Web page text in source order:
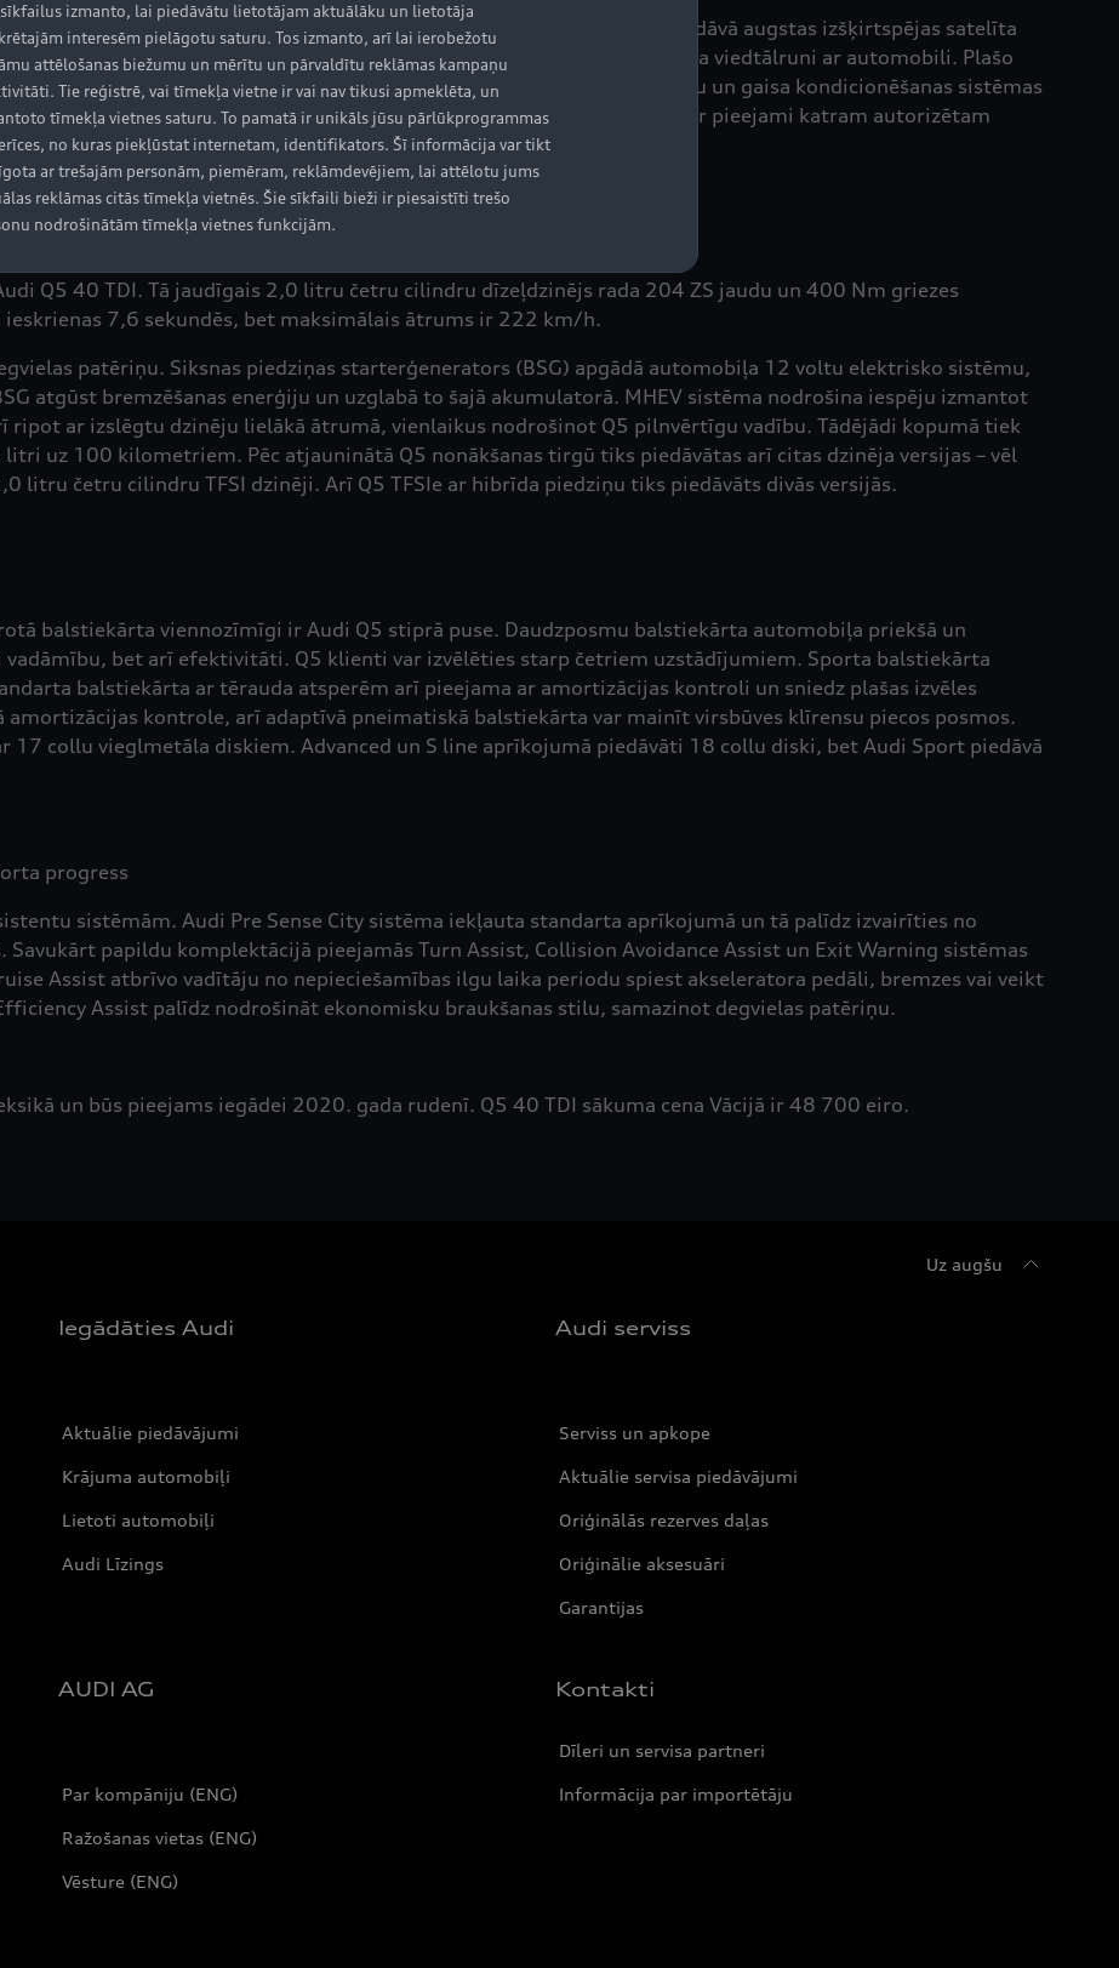
Audi Q5 interneta un satiksmes infrastruktūrai. Navigācijas sistēma piedāvā augstas izšķirtspējas satelīta
plūsmu un satiksmes prognozēm. Aplikācija myAudi savieno lietotāja viedtālruni ar automobili. Plašo
izmantotajiem navigācijas galamērķiem un beidzot ar sēdēšanas pozīciju un gaisa kondicionēšanas sistēmas
profilos. Šie dati tiek glabāti myAudi klienta portālā mākonī, kur tie ir pieejami katram autorizētam
Q5 40 TDI. Tā jaudīgais 2,0 litru četru cilindru dīzeļdzinējs rada 204 ZS jaudu un 400 Nm griezes
7,6 sekundēs, bet maksimālais ātrums ir 222 km/h.
patēriņu. Siksnas piedziņas starterģenerators (BSG) apgādā automobiļa 12 voltu elektrisko sistēmu,
atgūst bremzēšanas enerģiju un uzglabā to šajā akumulatorā. MHEV sistēma nodrošina iespēju izmantot
ar izslēgtu dzinēju lielākā ātrumā, vienlaikus nodrošinot Q5 pilnvērtīgu vadību. Tādējādi kopumā tiek
uz 100 kilometriem. Pēc atjauninātā Q5 nonākšanas tirgū tiks piedāvātas arī citas dzinēja versijas – vēl
litru četru cilindru TFSI dzinēji. Arī Q5 TFSIe ar hibrīda piedziņu tiks piedāvāts divās versijās.
balstiekārta viennozīmīgi ir Audi Q5 stiprā puse. Daudzposmu balstiekārta automobiļa priekšā un
bet arī efektivitāti. Q5 klienti var izvēlēties starp četriem uzstādījumiem. Sporta balstiekārta
balstiekārta ar tērauda atsperēm arī pieejama ar amortizācijas kontroli un sniedz plašas izvēles
kontrole, arī adaptīvā pneimatiskā balstiekārta var mainīt virsbūves klīrensu piecos posmos.
17 collu vieglmetāla diskiem. Advanced un S line aprīkojumā piedāvāti 18 collu diski, bet Audi Sport piedāvā
progress
sistēmām. Audi Pre Sense City sistēma iekļauta standarta aprīkojumā un tā palīdz izvairīties no
Savukārt papildu komplektācijā pieejamās Turn Assist, Collision Avoidance Assist un Exit Warning sistēmas
Assist atbrīvo vadītāju no nepieciešamības ilgu laika periodu spiest akseleratora pedāli, bremzes vai veikt
Assist palīdz nodrošināt ekonomisku braukšanas stilu, samazinot degvielas patēriņu.
un būs pieejams iegādei 2020. gada rudenī. Q5 40 TDI sākuma cena Vācijā ir 48 700 eiro.
Uz augšu
Iegādāties Audi
Aktuālie piedāvājumi
Krājuma automobiļi
Lietoti automobiļi
Audi Līzings
Audi serviss
Serviss un apkope
Aktuālie servisa piedāvājumi
Oriģinālās rezerves daļas
Oriģinālie aksesuāri
Garantijas
AUDI AG
Par kompāniju (ENG)
Ražošanas vietas (ENG)
Vēsture (ENG)
Kontakti
Dīleri un servisa partneri
Informācija par importētāju
sīkfailus izmanto, lai piedāvātu lietotājam aktuālāku un lietotāja
interesēm pielāgotu saturu. Tos izmanto, arī lai ierobežotu
attēlošanas biežumu un mērītu un pārvaldītu reklāmas kampaņu
Tie reģistrē, vai tīmekļa vietne ir vai nav tikusi apmeklēta, un
tīmekļa vietnes saturu. To pamatā ir unikāls jūsu pārlūkprogrammas
no kuras piekļūstat internetam, identifikators. Šī informācija var tikt
ar trešajām personām, piemēram, reklāmdevējiem, lai attēlotu jums
reklāmas citās tīmekļa vietnēs. Šie sīkfaili bieži ir piesaistīti trešo
nodrošinātām tīmekļa vietnes funkcijām.